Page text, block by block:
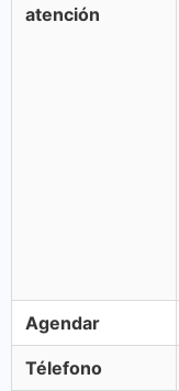
atención
Agendar
Télefono